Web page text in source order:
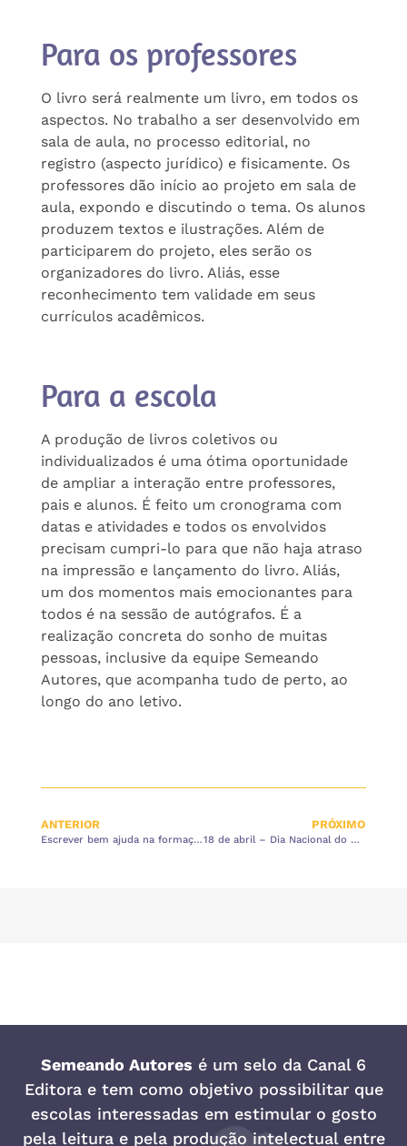
Para os professores
O livro será realmente um livro, em todos os
aspectos. No trabalho a ser desenvolvido em
sala de aula, no processo editorial, no
registro (aspecto jurídico) e fisicamente. Os
professores dão início ao projeto em sala de
aula, expondo e discutindo o tema. Os alunos
produzem textos e ilustrações. Além de
participarem do projeto, eles serão os
organizadores do livro. Aliás, esse
reconhecimento tem validade em seus
currículos acadêmicos.
Para a escola
A produção de livros coletivos ou
individualizados é uma ótima oportunidade
de ampliar a interação entre professores,
pais e alunos. É feito um cronograma com
datas e atividades e todos os envolvidos
precisam cumpri-lo para que não haja atraso
na impressão e lançamento do livro. Aliás,
um dos momentos mais emocionantes para
todos é na sessão de autógrafos. É a
realização concreta do sonho de muitas
pessoas, inclusive da equipe Semeando
Autores, que acompanha tudo de perto, ao
longo do ano letivo.
ANTERIOR
Escrever bem ajuda na formação de leitor crítico
PRÓXIMO
18 de abril – Dia Nacional do Livro Infantil
Semeando Autores é um selo da Canal 6
Editorae tem como objetivo possibilitar que
escolas interessadas em estimular o gosto
pela leitura e pela produção intelectual entre